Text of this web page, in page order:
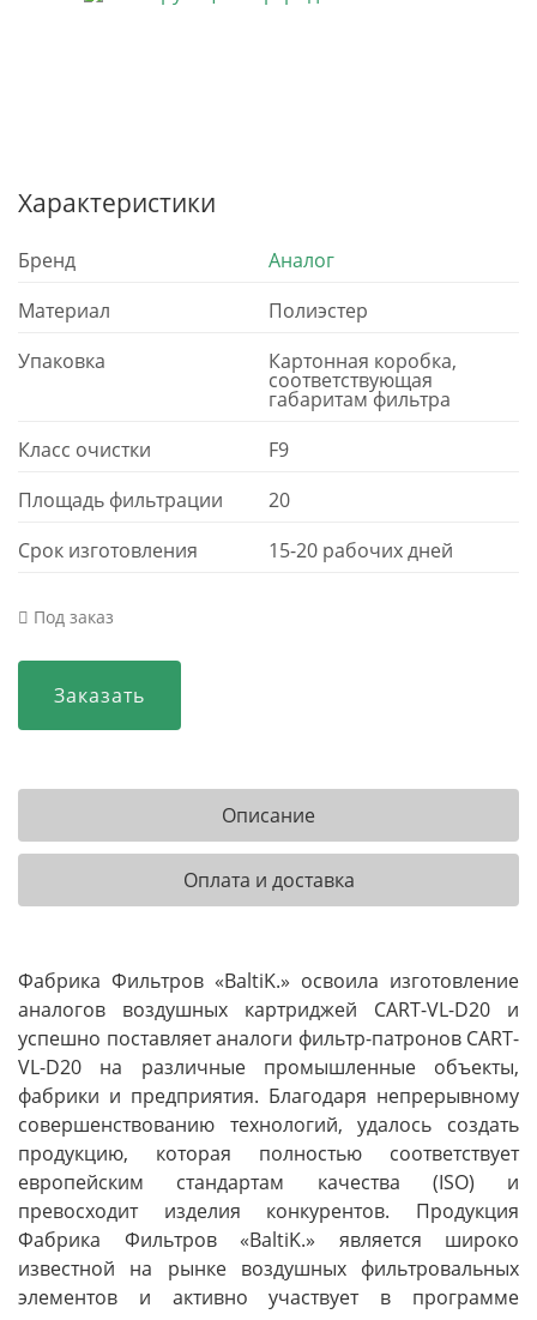
Характеристики
Бренд
Аналог
Материал
Полиэстер
Упаковка
Картонная коробка,
соответствующая
габаритам фильтра
Класс очистки
F9
Площадь фильтрации
20
Срок изготовления
15-20 рабочих дней
Под заказ
Заказать
Описание
Оплата и доставка
Фабрика Фильтров «BaltiK.» освоила изготовление
аналогов воздушных картриджей CART-VL-D20 и
успешно поставляет аналоги фильтр-патронов CART-
VL-D20 на различные промышленные объекты,
фабрики и предприятия. Благодаря непрерывному
совершенствованию технологий, удалось создать
продукцию, которая полностью соответствует
европейским стандартам качества (ISO) и
превосходит изделия конкурентов. Продукция
Фабрика Фильтров «BaltiK.» является широко
известной на рынке воздушных фильтровальных
элементов и активно участвует в программе